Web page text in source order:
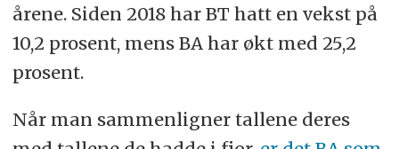
årene. Siden 2018 har BT hatt en vekst på
10,2 prosent, mens BA har økt med 25,2
prosent.
Når man sammenligner tallene deres